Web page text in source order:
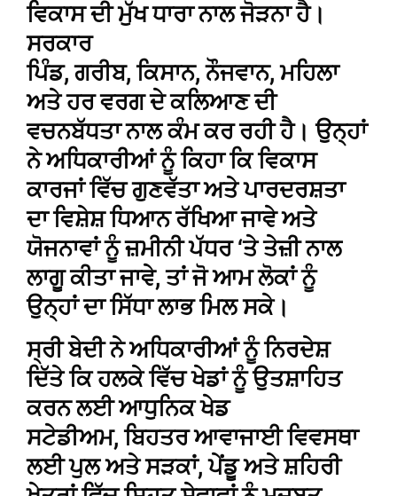
ਵਿਕਾਸ ਦੀ ਮੁੱਖ ਧਾਰਾ ਨਾਲ ਜੋੜਨਾ ਹੈ।
ਸਰਕਾਰ
ਪਿੰਡ, ਗਰੀਬ, ਕਿਸਾਨ, ਨੌਜਵਾਨ, ਮਹਿਲਾ
ਅਤੇ ਹਰ ਵਰਗ ਦੇ ਕਲਿਆਣ ਦੀ
ਵਚਨਬੱਧਤਾ ਨਾਲ ਕੰਮ ਕਰ ਰਹੀ ਹੈ। ਉਨ੍ਹਾਂ
ਨੇ ਅਧਿਕਾਰੀਆਂ ਨੂੰ ਕਿਹਾ ਕਿ ਵਿਕਾਸ
ਕਾਰਜਾਂ ਵਿੱਚ ਗੁਣਵੱਤਾ ਅਤੇ ਪਾਰਦਰਸ਼ਤਾ
ਦਾ ਵਿਸ਼ੇਸ਼ ਧਿਆਨ ਰੱਖਿਆ ਜਾਵੇ ਅਤੇ
ਯੋਜਨਾਵਾਂ ਨੂੰ ਜ਼ਮੀਨੀ ਪੱਧਰ ‘ਤੇ ਤੇਜ਼ੀ ਨਾਲ
ਲਾਗੂ ਕੀਤਾ ਜਾਵੇ, ਤਾਂ ਜੋ ਆਮ ਲੋਕਾਂ ਨੂੰ
ਉਨ੍ਹਾਂ ਦਾ ਸਿੱਧਾ ਲਾਭ ਮਿਲ ਸਕੇ।
ਸ੍ਰੀ ਬੇਦੀ ਨੇ ਅਧਿਕਾਰੀਆਂ ਨੂੰ ਨਿਰਦੇਸ਼
ਦਿੱਤੇ ਕਿ ਹਲਕੇ ਵਿੱਚ ਖੇਡਾਂ ਨੂੰ ਉਤਸ਼ਾਹਿਤ
ਕਰਨ ਲਈ ਆਧੁਨਿਕ ਖੇਡ
ਸਟੇਡੀਅਮ, ਬਿਹਤਰ ਆਵਾਜਾਈ ਵਿਵਸਥਾ
ਲਈ ਪੁਲ ਅਤੇ ਸੜਕਾਂ, ਪੇਂਡੂ ਅਤੇ ਸ਼ਹਿਰੀ